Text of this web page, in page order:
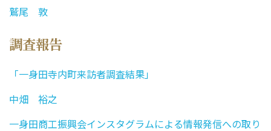
鷲尾 敦
調査報告
「一身田寺内町来訪者調査結果」
中畑 裕之
一身田商工振興会インスタグラムによる情報発信への取り